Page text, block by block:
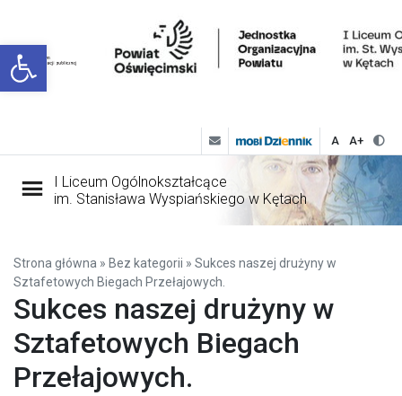
Open toolbar
A A+
I Liceum Ogólnokształcące
im. Stanisława Wyspiańskiego w Kętach
Strona główna » Bez kategorii » Sukces naszej drużyny w
Sztafetowych Biegach Przełajowych.
Sukces naszej drużyny w
Sztafetowych Biegach
Przełajowych.